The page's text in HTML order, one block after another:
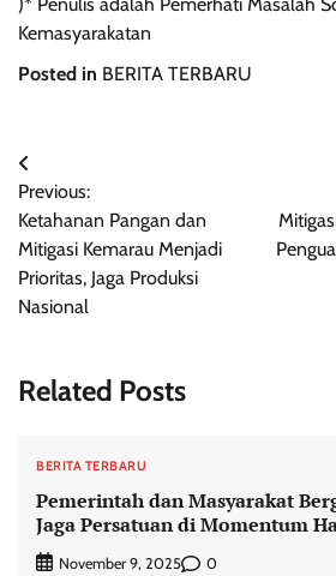
Kemasyarakatan
Posted in BERITA TERBARU
Navigasi
pos
Previous:
Ketahanan Pangan dan
Mitigasi Kemarau Menjadi
Prioritas, Jaga Produksi
Nasional
Related Posts
BERITA TERBARU
Pemerintah dan Masyarakat
Jaga Persatuan di Momentum
November 9, 2025 0